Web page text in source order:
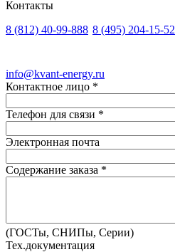
Контакты
8 (812) 40-99-888 8 (495) 204-15-52
info@kvant-energy.ru
Контактное лицо *
Телефон для связи *
Электронная почта
Содержание заказа *
(ГОСТы, СНИПы, Серии)
Тех.документация